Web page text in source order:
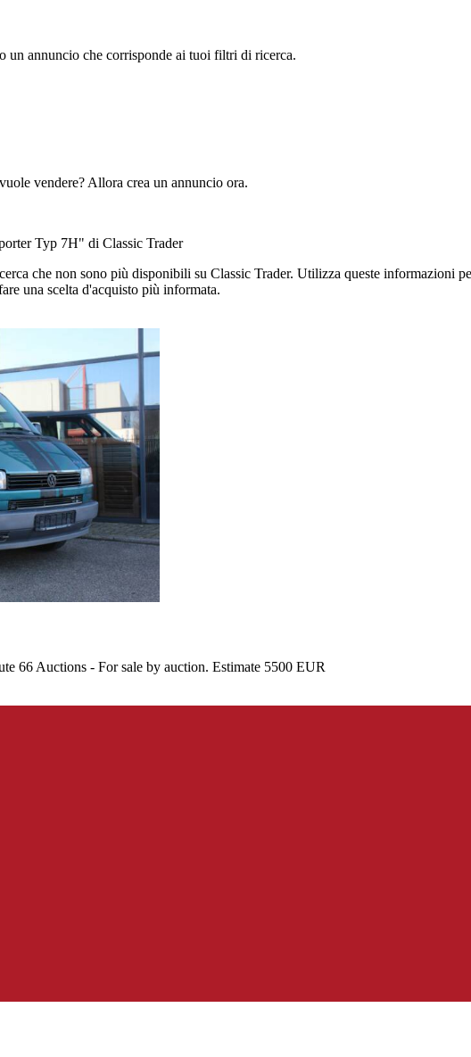
un annuncio che corrisponde ai tuoi filtri di ricerca.
vendere? Allora crea un annuncio ora.
Typ 7H" di Classic Trader
che non sono più disponibili su Classic Trader. Utilizza queste informazioni
una scelta d'acquisto più informata.
66 Auctions - For sale by auction. Estimate 5500 EUR